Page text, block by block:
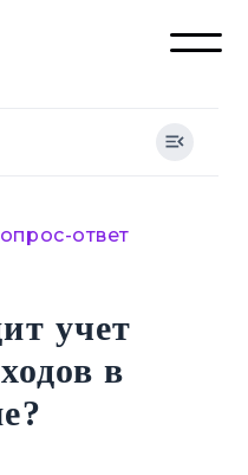
ответ
учет
в